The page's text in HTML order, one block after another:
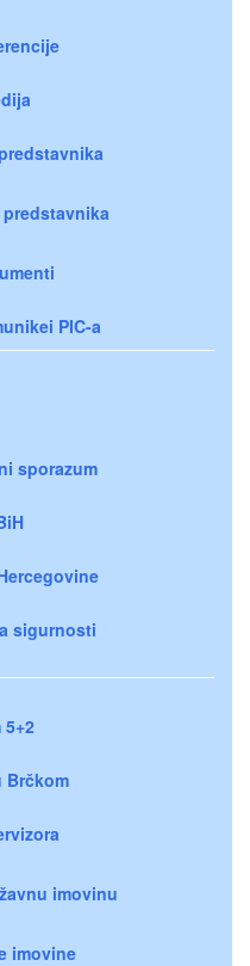
PIC-a
sporazum
sigurnosti
5+2
Brčkom
imovinu
imovine